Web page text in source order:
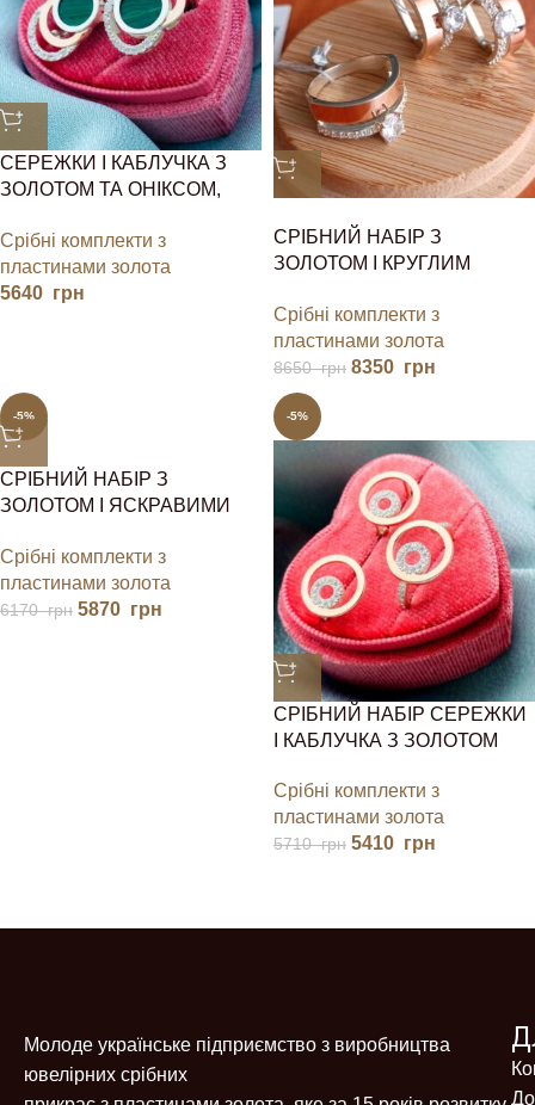
СЕРЕЖКИ І КАБЛУЧКА З
ЗОЛОТОМ ТА ОНІКСОМ,
ПЕРЛАМУТРОМ
Срібні комплекти з
пластинами золота
5640 грн
СРІБНИЙ НАБІР З
ЗОЛОТОМ І КРУГЛИМ
Срібні комплекти з
пластинами золота
8650грн 8350 грн
-5%
СРІБНИЙ НАБІР З
ЗОЛОТОМ І ЯСКРАВИМИ
Срібні комплекти з
пластинами золота
6170грн 5870 грн
-5%
СРІБНИЙ НАБІР СЕРЕЖКИ
І КАБЛУЧКА З ЗОЛОТОМ
Срібні комплекти з
пластинами золота
5710грн 5410 грн
Молоде українське підприємство з виробництва
ювелірних срібних